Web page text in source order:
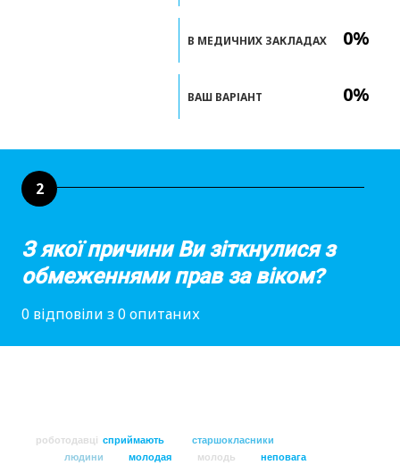
0%
0%
В МЕДИЧНИХ ЗАКЛАДАХ
ВАШ ВАРІАНТ
2
З якої причини Ви зіткнулися з
обмеженнями прав за віком?
0 відповіли з 0 опитаних
людини молодая молодь неповага
роботодавці сприймають старшокласники